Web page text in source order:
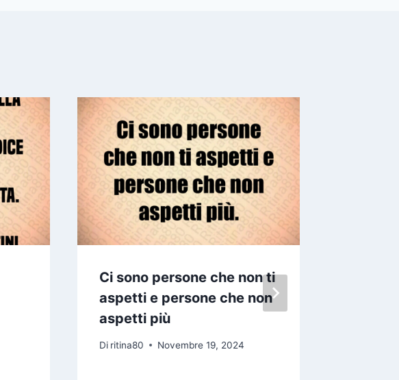
Ci sono persone che non ti
aspetti e persone che non
aspetti più
Di ritina80 Novembre 19, 2024